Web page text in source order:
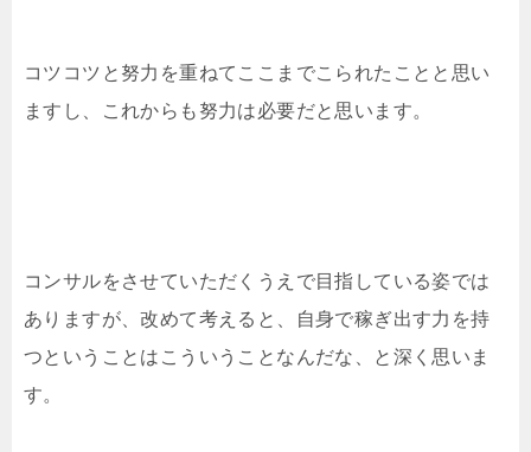
コツコツと努力を重ねてここまでこられたことと思い
ますし、これからも努力は必要だと思います。
コンサルをさせていただくうえで目指している姿では
ありますが、改めて考えると、自身で稼ぎ出す力を持
つということはこういうことなんだな、と深く思いま
す。